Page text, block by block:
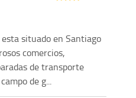
situado en Santiago
comercios,
de transporte
de g...